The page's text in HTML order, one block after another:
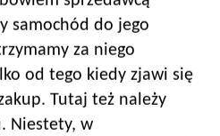
samochód do jego
za niego
od tego kiedy zjawi się
Tutaj też należy
Niestety, w